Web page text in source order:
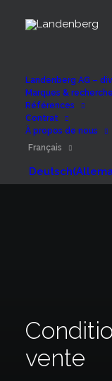
Landenberg AG –
Marques &
Références
Contrat
À propos de nous
Français
Deutsch(
vente